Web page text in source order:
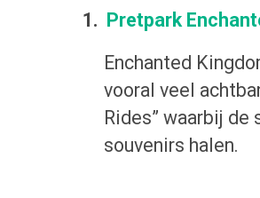
1. Pretpark
Enchanted
vooral veel
Rides” waarbij
souvenirs halen.